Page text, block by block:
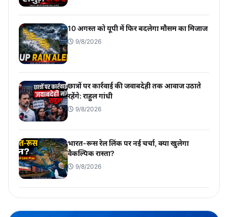
10 अगस्त को यूपी में फिर बदलेगा मौसम का मिजाज
9/8/2026
छात्रों पर कार्रवाई की जवाबदेही तक आवाज उठाते
रहेंगे: राहुल गांधी
9/8/2026
भारत-रूस रेल लिंक पर नई चर्चा, क्या खुलेगा
वैकल्पिक रास्ता?
9/8/2026